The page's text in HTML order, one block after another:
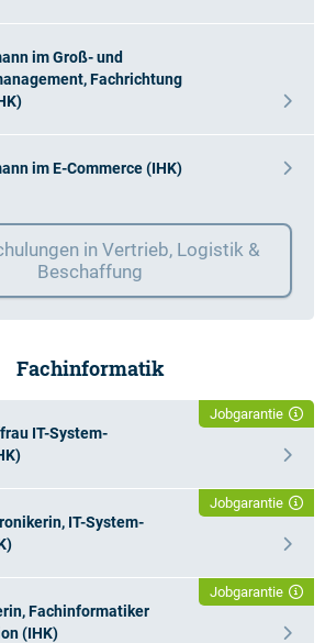
im Groß- und
Fachrichtung
im E-Commerce (IHK)
in Vertrieb, Logistik &
Beschaffung
Fachinformatik
Jobgarantie
IT-System-
Jobgarantie
IT-System-
Jobgarantie
Fachinformatiker
(IHK)